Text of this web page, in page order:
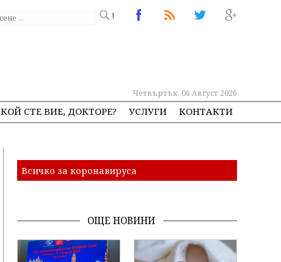
!
Четвъртък, 06 Август 2026
КОЙ СТЕ ВИЕ, ДОКТОРЕ? УСЛУГИ КОНТАКТИ
Всичко за коронавируса
ОЩЕ НОВИНИ